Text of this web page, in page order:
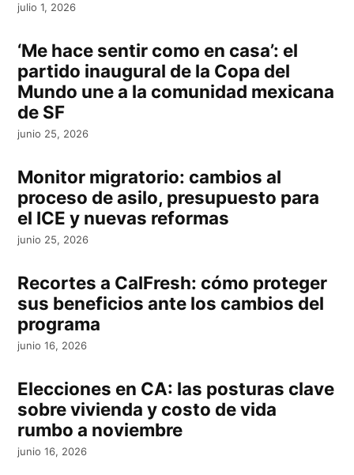
julio 1, 2026
‘Me hace sentir como en casa’: el
partido inaugural de la Copa del
Mundo une a la comunidad mexicana
de SF
junio 25, 2026
Monitor migratorio: cambios al
proceso de asilo, presupuesto para
el ICE y nuevas reformas
junio 25, 2026
Recortes a CalFresh: cómo proteger
sus beneficios ante los cambios del
programa
junio 16, 2026
Elecciones en CA: las posturas clave
sobre vivienda y costo de vida
rumbo a noviembre
junio 16, 2026